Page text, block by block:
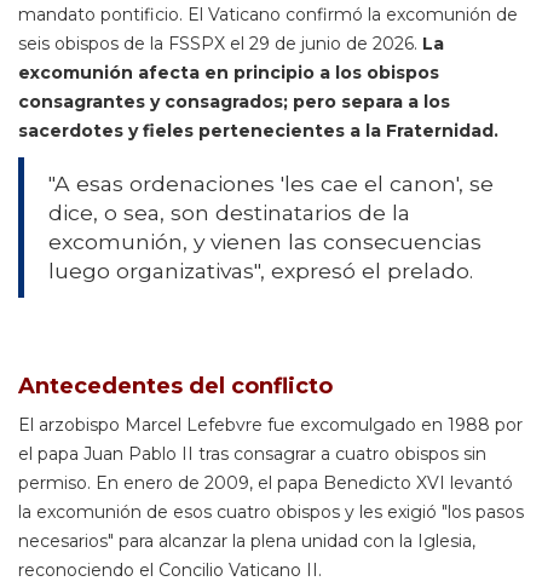
mandato pontificio. El Vaticano confirmó la excomunión de
seis obispos de la FSSPX el 29 de junio de 2026. La
excomunión afecta en principio a los obispos
consagrantes y consagrados; pero separa a los
sacerdotes y fieles pertenecientes a la Fraternidad.
"A esas ordenaciones 'les cae el canon', se
dice, o sea, son destinatarios de la
excomunión, y vienen las consecuencias
luego organizativas", expresó el prelado.
Antecedentes del conflicto
El arzobispo Marcel Lefebvre fue excomulgado en 1988 por
el papa Juan Pablo II tras consagrar a cuatro obispos sin
permiso. En enero de 2009, el papa Benedicto XVI levantó
la excomunión de esos cuatro obispos y les exigió "los pasos
necesarios" para alcanzar la plena unidad con la Iglesia,
reconociendo el Concilio Vaticano II.